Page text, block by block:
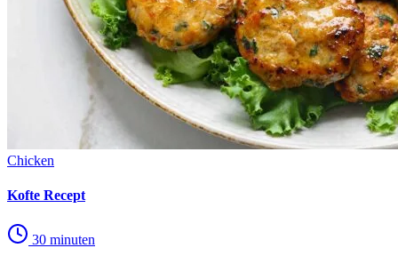
Chicken
Kofte Recept
30 minuten